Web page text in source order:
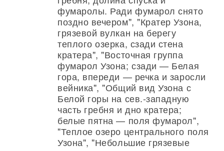
фумаролы. Ради фумарол снято
поздно вечером", "Кратер Узона,
грязевой вулкан на берегу
теплого озерка, сзади стена
кратера", "Восточная группа
фумарол Узона; сзади — Белая
гора, впереди — речка и заросли
вейника", "Общий вид Узона с
Белой горы на сев.-западную
часть гребня и дно кратера;
белые пятна — поля фумарол",
"Теплое озеро центрального поля
Узона", "Небольшие грязевые